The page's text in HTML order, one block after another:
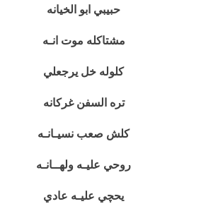
حبيبي ابو الخيانه
مشتاكله موت انـه
كلوله خل يرجعلي
تره السفن غركانه
كلش صعب نسيـانـه
روحي عليـه ولهــانـه
يحچي عليـه عادي